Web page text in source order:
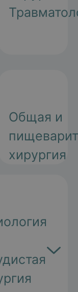
и
Общая и
хирургия